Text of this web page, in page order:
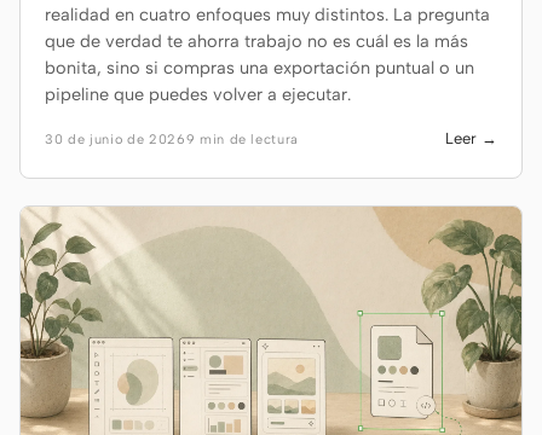
realidad en cuatro enfoques muy distintos. La pregunta
que de verdad te ahorra trabajo no es cuál es la más
bonita, sino si compras una exportación puntual o un
pipeline que puedes volver a ejecutar.
30 de junio de 20269 min de lectura Leer →